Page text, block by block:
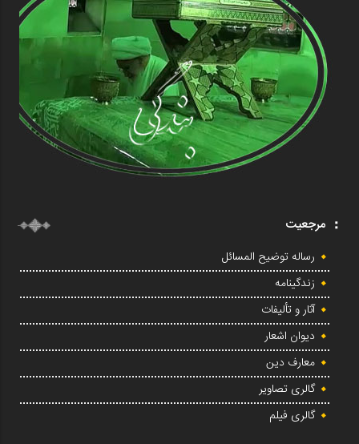
مرجعیت
رساله توضیح المسائل
زندگینامه
آثار و تألیفات
دیوان اشعار
معارف دین
گالری تصاویر
گالری فیلم